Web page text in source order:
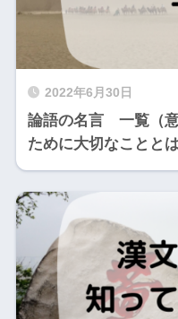
2022年6月30日
論語の名言 一覧（
ために大切なことと